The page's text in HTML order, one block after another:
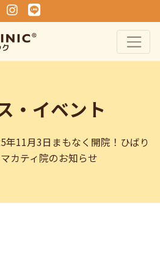
Instagram
・イベント
年11月3日まもなく開院！ひばり
カティ院のお知らせ